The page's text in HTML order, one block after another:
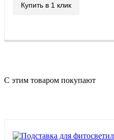
Купить в 1 клик
С этим товаром покупают